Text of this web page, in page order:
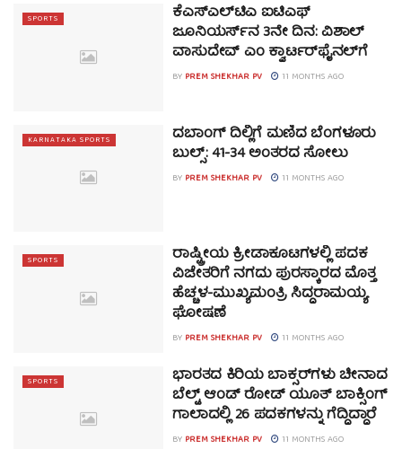
SPORTS ಕೆಎಸ್‌ಎಲ್‌ಟಿಎ ಐಟಿಎಫ್
ಜೂನಿಯರ್ಸ್‌ನ 3ನೇ ದಿನ: ವಿಶಾಲ್
ವಾಸುದೇವ್ ಎಂ ಕ್ವಾರ್ಟರ್‌ಫೈನಲ್‌ಗೆ
BY PREM SHEKHAR PV 11 MONTHS AGO
KARNATAKA SPORTS ದಬಾಂಗ್ ದಿಲ್ಲಿಗೆ ಮಣಿದ ಬೆಂಗಳೂರು
ಬುಲ್ಸ್: 41-34 ಅಂತರದ ಸೋಲು
BY PREM SHEKHAR PV 11 MONTHS AGO
SPORTS ರಾಷ್ಟ್ರೀಯ ಕ್ರೀಡಾಕೂಟಗಳಲ್ಲಿ ಪದಕ
ವಿಜೇತರಿಗೆ ನಗದು ಪುರಸ್ಕಾರದ ಮೊತ್ತ
ಹೆಚ್ಚಳ-ಮುಖ್ಯಮಂತ್ರಿ ಸಿದ್ದರಾಮಯ್ಯ
ಘೋಷಣೆ
BY PREM SHEKHAR PV 11 MONTHS AGO
SPORTS ಭಾರತದ ಕಿರಿಯ ಬಾಕ್ಸರ್‌ಗಳು ಚೀನಾದ
ಬೆಲ್ಟ್ ಆಂಡ್ ರೋಡ್ ಯೂತ್ ಬಾಕ್ಸಿಂಗ್
ಗಾಲಾದಲ್ಲಿ 26 ಪದಕಗಳನ್ನು ಗೆದ್ದಿದ್ದಾರೆ
BY PREM SHEKHAR PV 11 MONTHS AGO